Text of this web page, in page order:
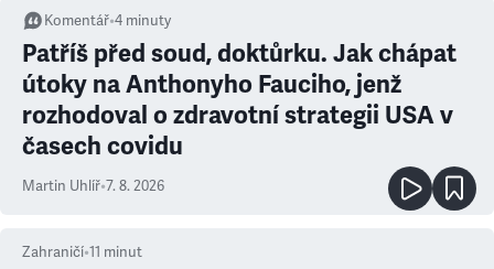
Komentář•4 minuty
Patříš před soud, doktůrku. Jak chápat
útoky na Anthonyho Fauciho, jenž
rozhodoval o zdravotní strategii USA v
časech covidu
Martin Uhlíř•7. 8. 2026
Zahraničí•11 minut